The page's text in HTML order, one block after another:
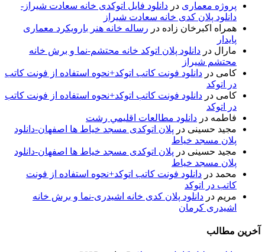
پروژه معماری در دانلود فایل اتوکدی خانه سعادت شیراز-
دانلود پلان کدی خانه سعادت شیراز
همراه اکبرخان زاده در رساله خانه هنر بارویکرد معماری
پایدار
مارال در دانلود پلان اتوکد خانه محتشم-نما و برش خانه
محتشم شیراز
کامی در دانلود فونت کاتب اتوکد+نحوه استفاده از فونت کاتب
در اتوکد
کامی در دانلود فونت کاتب اتوکد+نحوه استفاده از فونت کاتب
در اتوکد
فاطمه در دانلود مطالعات اقليمي رشت
مجید حسینی در پلان اتوکدی مسجد خیاط ها اصفهان-دانلود
پلان مسجد خیاط
مجید حسینی در پلان اتوکدی مسجد خیاط ها اصفهان-دانلود
پلان مسجد خیاط
محمد در دانلود فونت کاتب اتوکد+نحوه استفاده از فونت
کاتب در اتوکد
مریم در دانلود پلان کدی خانه اشیدری-نما و برش خانه
اشیدری کرمان
آخرین مطالب